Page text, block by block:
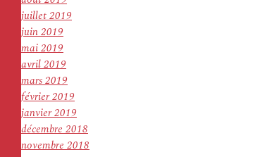
juillet 2019
juin 2019
mai 2019
avril 2019
mars 2019
février 2019
janvier 2019
décembre 2018
novembre 2018